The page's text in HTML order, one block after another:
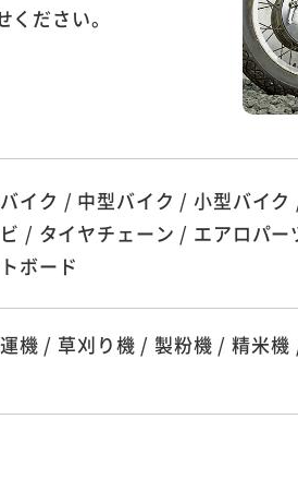
ださい。
イク / 中型バイク / 小型バイ
/ タイヤチェーン / エアロパ
ボード
機 / 草刈り機 / 製粉機 / 精米